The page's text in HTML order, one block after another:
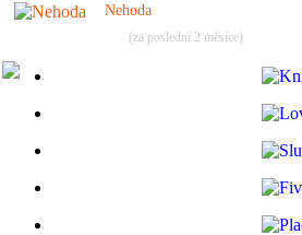
Nehoda
(za poslední 2 měsíce)